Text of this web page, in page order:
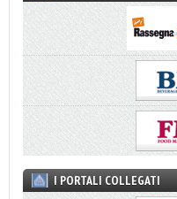
I PORTALI COLLEGATI